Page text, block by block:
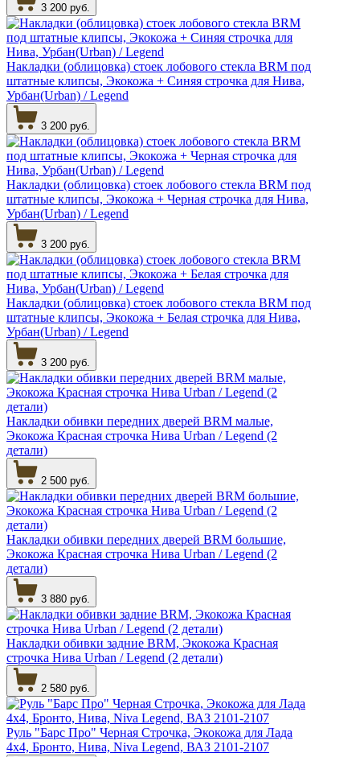
3 200 руб.
Накладки (облицовка) стоек лобового стекла BRM под
штатные клипсы, Экокожа + Синяя строчка для Нива,
Урбан(Urban) / Legend
3 200 руб.
Накладки (облицовка) стоек лобового стекла BRM под
штатные клипсы, Экокожа + Черная строчка для Нива,
Урбан(Urban) / Legend
3 200 руб.
Накладки (облицовка) стоек лобового стекла BRM под
штатные клипсы, Экокожа + Белая строчка для Нива,
Урбан(Urban) / Legend
3 200 руб.
Накладки обивки передних дверей BRM малые,
Экокожа Красная строчка Нива Urban / Legend (2
детали)
2 500 руб.
Накладки обивки передних дверей BRM большие,
Экокожа Красная строчка Нива Urban / Legend (2
детали)
3 880 руб.
Накладки обивки задние BRM, Экокожа Красная
строчка Нива Urban / Legend (2 детали)
2 580 руб.
Руль "Барс Про" Черная Строчка, Экокожа для Лада
4х4, Бронто, Нива, Niva Legend, ВАЗ 2101-2107